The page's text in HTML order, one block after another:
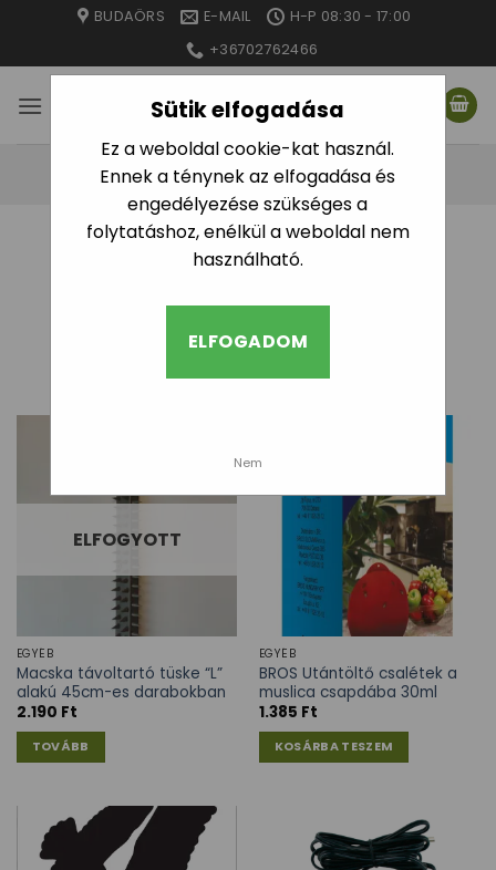
Sütik elfogadása
Ez a weboldal cookie-kat használ.
Ennek a ténynek az elfogadása és
engedélyezése szükséges a
folytatáshoz, enélkül a weboldal nem
használható.
ELFOGADOM
Nem
content
BUDAÖRS E-MAIL
H-P 08:30 - 17:00
+36702762466
KEZDŐLAP / EGYÉB / KÁRTEVŐ RIASZTÓK
ELFOGYOTT
EGYÉB
Macska távoltartó tüske “L”
alakú 45cm-es darabokban
2.190 Ft
TOVÁBB
EGYÉB
BROS Utántöltő csalétek a
muslica csapdába 30ml
1.385 Ft
KOSÁRBA TESZEM